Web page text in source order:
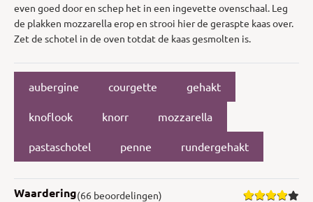
even goed door en schep het in een ingevette ovenschaal. Leg
de plakken mozzarella erop en strooi hier de geraspte kaas over.
Zet de schotel in de oven totdat de kaas gesmolten is.
aubergine courgette gehakt
knoflook knorr mozzarella
pastaschotel penne rundergehakt
Waardering(66 beoordelingen)